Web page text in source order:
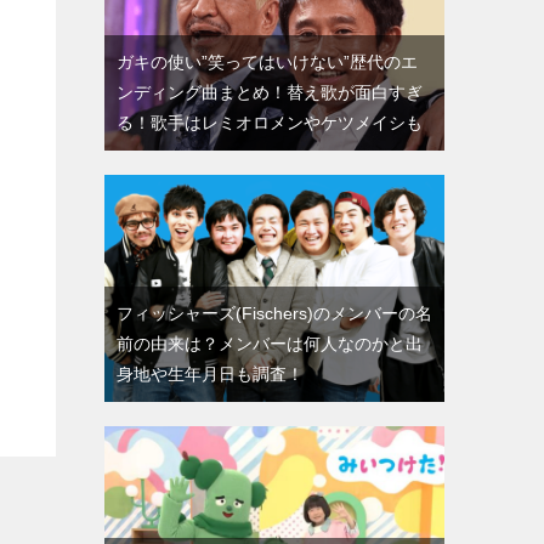
ガキの使い”笑ってはいけない”歴代のエ
ンディング曲まとめ！替え歌が面白すぎ
る！歌手はレミオロメンやケツメイシも
フィッシャーズ(Fischers)のメンバーの名
前の由来は？メンバーは何人なのかと出
身地や生年月日も調査！